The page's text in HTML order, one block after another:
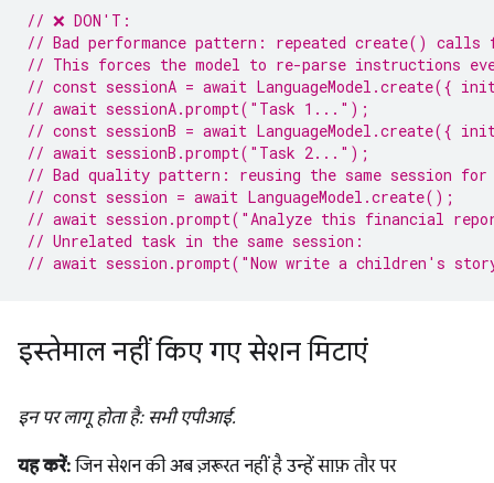
// ❌ DON'T:
// Bad performance pattern: repeated create()
// This forces the model to re-parse instructions
// const sessionA = await
// await sessionA.prompt("Task 1...");
// const sessionB = await
// await sessionB.prompt("Task 2...");
// Bad quality pattern: reusing the same session
// const session = await LanguageModel.create();
// await session.prompt("Analyze this financial
// Unrelated task in the same session:
// await session.prompt("Now write a children's
इस्तेमाल नहीं किए गए सेशन मिटाएं
इन पर लागू होता है: सभी एपीआई.
यह करें: जिन सेशन की अब ज़रूरत नहीं है उन्हें साफ़ तौर पर